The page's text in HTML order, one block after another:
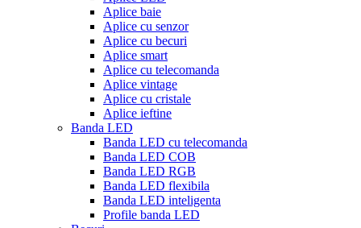
Aplice baie
Aplice cu senzor
Aplice cu becuri
Aplice smart
Aplice cu telecomanda
Aplice vintage
Aplice cu cristale
Aplice ieftine
Banda LED
Banda LED cu telecomanda
Banda LED COB
Banda LED RGB
Banda LED flexibila
Banda LED inteligenta
Profile banda LED